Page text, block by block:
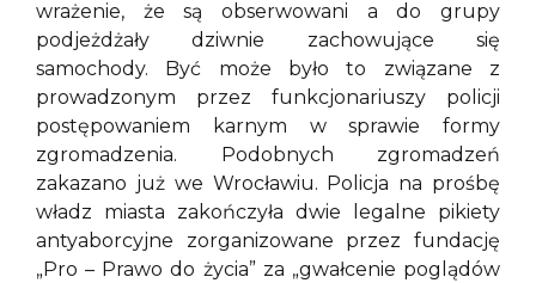
wrażenie, że są obserwowani a do grupy
podjeżdżały dziwnie zachowujące się
samochody. Być może było to związane z
prowadzonym przez funkcjonariuszy policji
postępowaniem karnym w sprawie formy
zgromadzenia. Podobnych zgromadzeń
zakazano już we Wrocławiu. Policja na prośbę
władz miasta zakończyła dwie legalne pikiety
antyaborcyjne zorganizowane przez fundację
„Pro – Prawo do życia” za „gwałcenie poglądów